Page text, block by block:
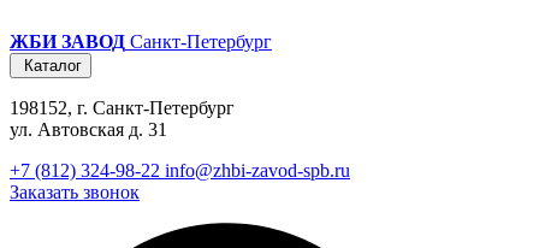
ЖБИ ЗАВОД Санкт-Петербург
Каталог
198152, г. Санкт-Петербург
ул. Автовская д. 31
+7 (812) 324-98-22 info@zhbi-zavod-spb.ru
Заказать звонок